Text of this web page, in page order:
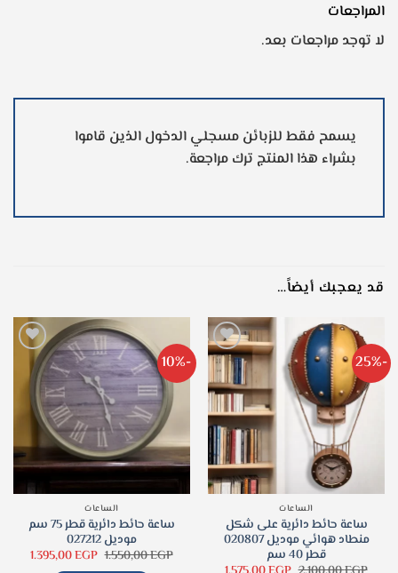
المراجعات
لا توجد مراجعات بعد.
يسمح فقط للزبائن مسجلي الدخول الذين قاموا
بشراء هذا المنتج ترك مراجعة.
قد يعجبك أيضاً…
-25%
الساعات
ساعة حائط دائرية على شكل
منطاد هوائي موديل 020807
قطر 40 سم
-10%
الساعات
ساعة حائط دائرية قطر 75 سم
موديل 027212
1.550,00EGP السعر1.395,00EGP السعر